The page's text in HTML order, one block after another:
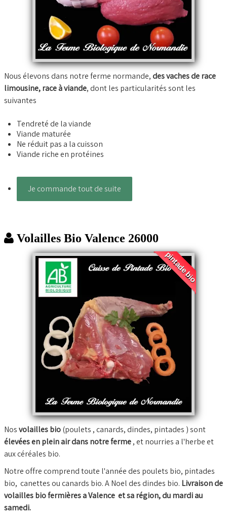
Nous élevons dans notre ferme normande,des vaches de race
limousine, race à viande, dont les particularités sont les
suivantes
Tendreté de la viande
Viande maturée
Ne réduit pas a la cuisson
Viande riche en protéines
Je commande tout de suite
Volailles Bio Valence 26000
pintade bio
Nosvolailles bio(poulets , canards, dindes, pintades ) sont
élevées en plein air dans notre ferme, et nourries a l'herbe et
aux céréales bio.
Notre offre comprend toute l'année des poulets bio, pintades
bio, canettes ou canards bio. A Noel des dindes bio. Livraison de
volailles bio fermières a Valence et sa région, du mardi au
samedi.